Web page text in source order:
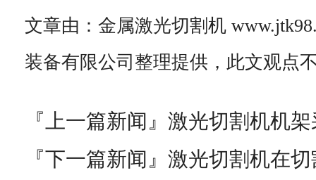
文章由：金属激光切割机
装备有限公司整理提供，此文观点
『上一篇新闻』 激光切割机机
『下一篇新闻』 激光切割机在